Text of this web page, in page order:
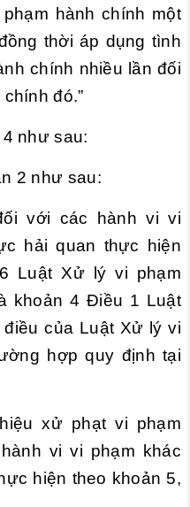
hành chính một
thời áp dụng tình
chính nhiều lần đối
đó.”
như sau:
2 như sau:
với các hành vi vi
hải quan thực hiện
Luật Xử lý vi phạm
khoản 4 Điều 1 Luật
của Luật Xử lý vi
hợp quy định tại
xử phạt vi phạm
vi vi phạm khác
hiện theo khoản 5,